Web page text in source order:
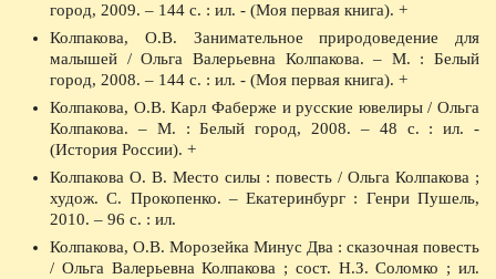
город, 2009. – 144 с. : ил. - (Моя первая книга). +
Колпакова, О.В. Занимательное природоведение для
малышей / Ольга Валерьевна Колпакова. – М. : Белый
город, 2008. – 144 с. : ил. - (Моя первая книга). +
Колпакова, О.В. Карл Фаберже и русские ювелиры / Ольга
Колпакова. – М. : Белый город, 2008. – 48 с. : ил. -
(История России). +
Колпакова О. В. Место силы : повесть / Ольга Колпакова ;
худож. С. Прокопенко. – Екатеринбург : Генри Пушель,
2010. – 96 с. : ил.
Колпакова, О.В. Морозейка Минус Два : сказочная повесть
/ Ольга Валерьевна Колпакова ; сост. Н.З. Соломко ; ил.